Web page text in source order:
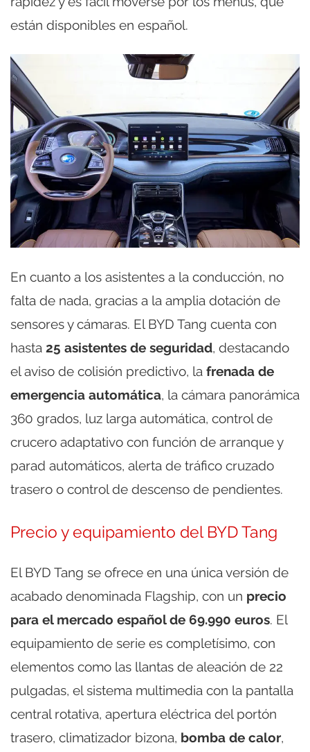
están disponibles en español.
En cuanto a los asistentes a la conducción, no
falta de nada, gracias a la amplia dotación de
sensores y cámaras. El BYD Tang cuenta con
hasta 25 asistentes de seguridad, destacando
el aviso de colisión predictivo, la frenada de
emergencia automática, la cámara panorámica
360 grados, luz larga automática, control de
crucero adaptativo con función de arranque y
parad automáticos, alerta de tráfico cruzado
trasero o control de descenso de pendientes.
Precio y equipamiento del BYD Tang
El BYD Tang se ofrece en una única versión de
acabado denominada Flagship, con un precio
para el mercado español de 69.990 euros. El
equipamiento de serie es completísimo, con
elementos como las llantas de aleación de 22
pulgadas, el sistema multimedia con la pantalla
central rotativa, apertura eléctrica del portón
trasero, climatizador bizona, bomba de calor,